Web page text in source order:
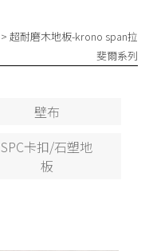
> 超耐磨木地板-krono span拉
斐爾系列
壁布
SPC卡扣/石塑地
板